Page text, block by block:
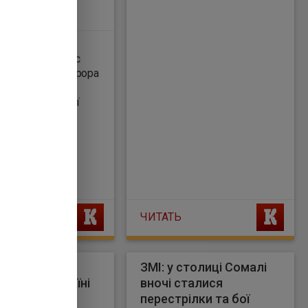
ЧИТАТЬ
РФ під час
колишнього
філії
РФ, які
дітей в Україні
ЗМІ: у столиці Сомалі
вночі сталися
перестрілки та бої